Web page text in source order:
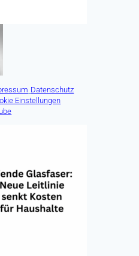
Datenschutz
Einstellungen